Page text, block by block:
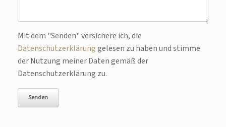
Bitte lasse dieses Feld leer.
Mit dem "Senden" versichere ich, die
Datenschutzerklärunggelesen zu haben und stimme
der Nutzung meiner Daten gemäß der
Datenschutzerklärung zu.